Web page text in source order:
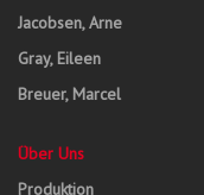
Jacobsen, Arne
Gray, Eileen
Breuer, Marcel
Über Uns
Produktion